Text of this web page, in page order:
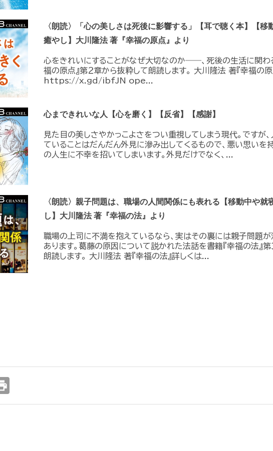
〈朗読〉「心の美しさは死後に影響する」【耳で聴く本】【移
癒やし】大川隆法 著『幸福の原点』より
心をきれいにすることがなぜ大切なのか――、死後の生活に関わ
福の原点』第２章から抜粋して朗読します。 大川隆法 著『幸福の原
https://x.gd/ibfJN ope...
心まできれいな人【心を磨く】【反省】【感謝】
見た目の美しさやかっこよさをつい重視してしまう現代。ですが
ていることはだんだん外見に滲み出してくるもので、悪い思いを
の人生に不幸を招いてしまいます。外見だけでなく、...
〈朗読〉親子問題は、職場の人間関係にも表れる【移動中や就
し】大川隆法 著『幸福の法』より
職場の上司に不満を抱えているなら、実はその裏には親子問題が
あります。葛藤の原因について説かれた法話を書籍『幸福の法』第
朗読します。 大川隆法 著『幸福の法』詳しくは...